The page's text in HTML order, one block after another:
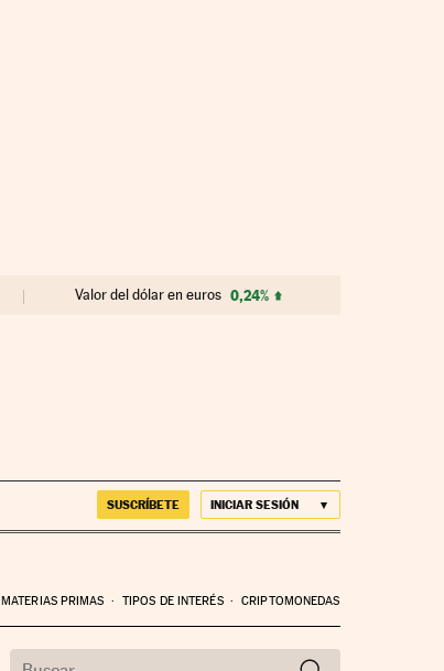
Valor del dólar en euros 0,24%
SUSCRÍBETE INICIAR SESIÓN
MATERIAS PRIMAS TIPOS DE INTERÉS CRIPTOMONEDAS